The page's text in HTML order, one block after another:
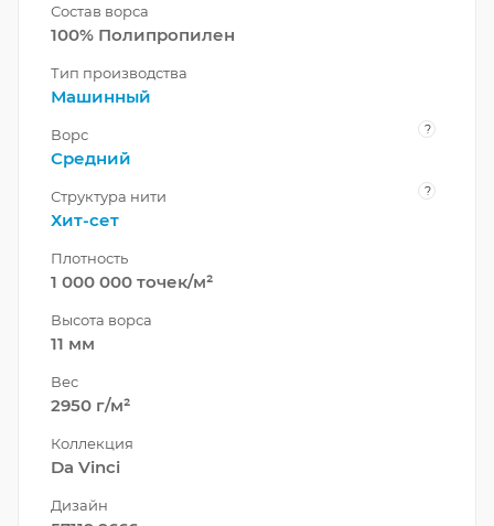
Состав ворса
100% Полипропилен
Тип производства
Машинный
Ворс ?
Средний
Структура нити ?
Хит-сет
Плотность
1 000 000 точек/м²
Высота ворса
11 мм
Вес
2950 г/м²
Коллекция
Da Vinci
Дизайн